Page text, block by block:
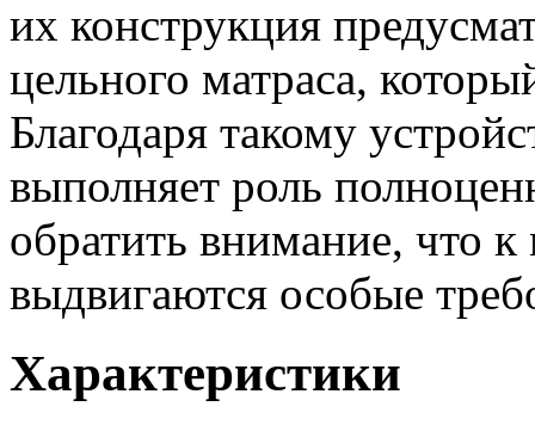
их конструкция
цельного матраса,
Благодаря такому
выполняет роль
обратить внимание, что
выдвигаются особые
Характеристики